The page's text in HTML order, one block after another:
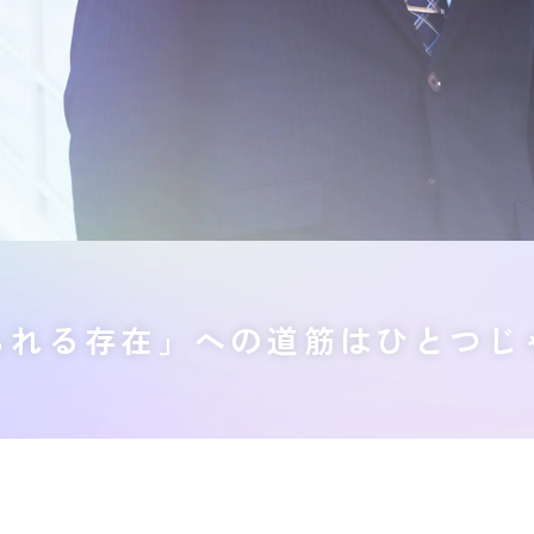
る存在」への道筋はひとつじ